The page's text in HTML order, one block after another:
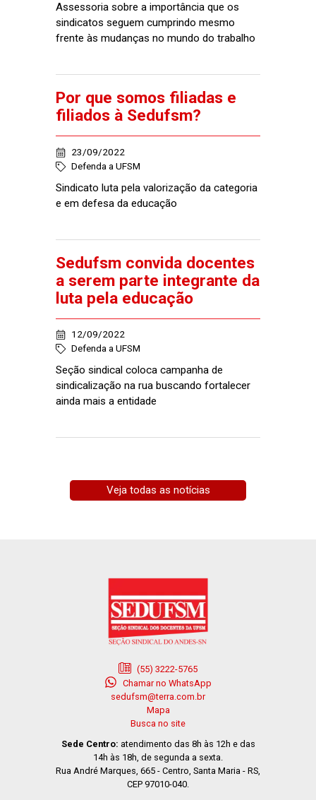
Assessoria sobre a importância que os
sindicatos seguem cumprindo mesmo
frente às mudanças no mundo do trabalho
Por que somos filiadas e
filiados à Sedufsm?
23/09/2022
Defenda a UFSM
Sindicato luta pela valorização da categoria
e em defesa da educação
Sedufsm convida docentes
a serem parte integrante da
luta pela educação
12/09/2022
Defenda a UFSM
Seção sindical coloca campanha de
sindicalização na rua buscando fortalecer
ainda mais a entidade
Veja todas as notícias
(55) 3222-5765
Chamar no WhatsApp
sedufsm@terra.com.br
Mapa
Busca no site
Sede Centro: atendimento das 8h às 12h e das
14h às 18h, de segunda a sexta.
Rua André Marques, 665 - Centro, Santa Maria - RS,
CEP 97010-040.